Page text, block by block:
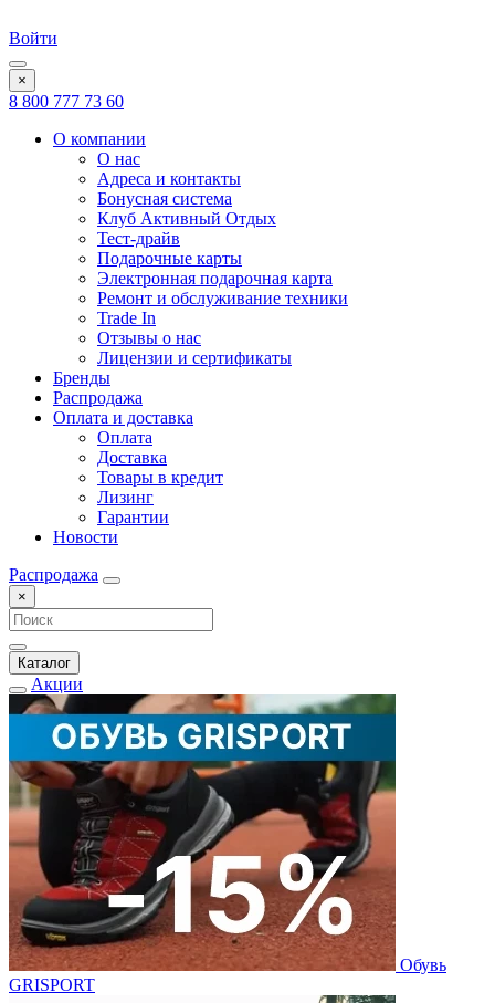
Войти
×
8 800 777 73 60
О компании
О нас
Адреса и контакты
Бонусная система
Клуб Активный Отдых
Тест-драйв
Подарочные карты
Электронная подарочная карта
Ремонт и обслуживание техники
Trade In
Отзывы о нас
Лицензии и сертификаты
Бренды
Распродажа
Оплата и доставка
Оплата
Доставка
Товары в кредит
Лизинг
Гарантии
Новости
Распродажа
×
Каталог
Акции
Обувь
GRISPORT